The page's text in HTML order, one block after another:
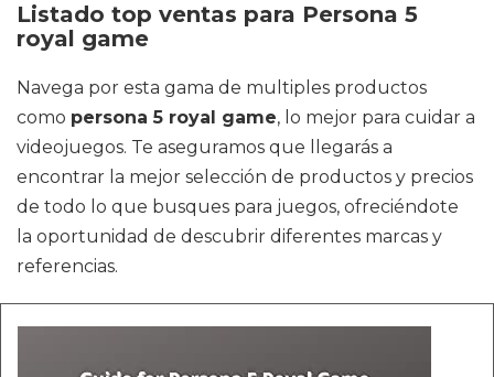
Listado top ventas para Persona 5
royal game
Navega por esta gama de multiples productos
como persona 5 royal game, lo mejor para cuidar a
videojuegos. Te aseguramos que llegarás a
encontrar la mejor selección de productos y precios
de todo lo que busques para juegos, ofreciéndote
la oportunidad de descubrir diferentes marcas y
referencias.